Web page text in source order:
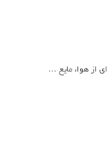
هوا، مایع ...